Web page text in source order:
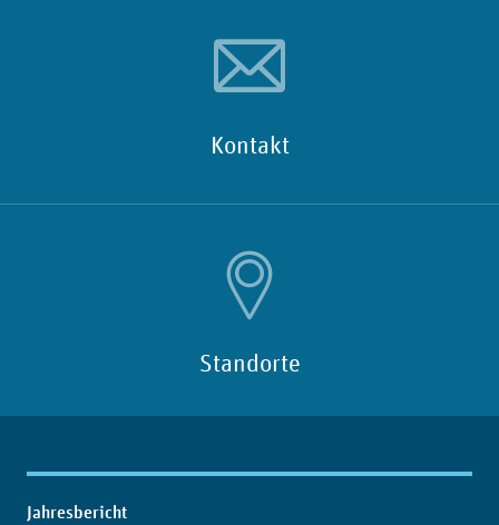
Kontakt
Standorte
Inhaltsübersicht
Jahresbericht